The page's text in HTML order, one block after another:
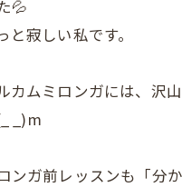
💦
寂しい私です。
ムミロンガには、沢
_)m
ンガ前レッスンも「分